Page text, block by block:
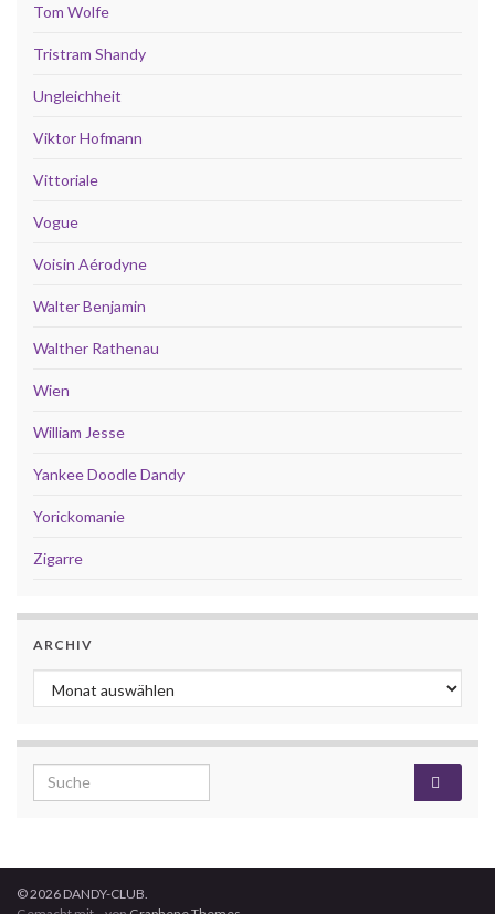
Tom Wolfe
Tristram Shandy
Ungleichheit
Viktor Hofmann
Vittoriale
Vogue
Voisin Aérodyne
Walter Benjamin
Walther Rathenau
Wien
William Jesse
Yankee Doodle Dandy
Yorickomanie
Zigarre
ARCHIV
Archiv
Search for:
© 2026 DANDY-CLUB.